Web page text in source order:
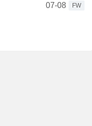
07-08
FW